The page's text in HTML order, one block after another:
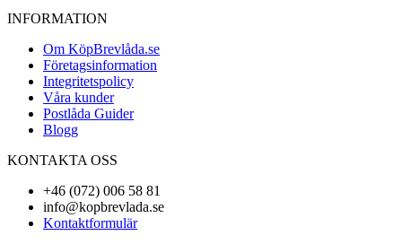
INFORMATION
Om KöpBrevlåda.se
Företagsinformation
Integritetspolicy
Våra kunder
Postlåda Guider
Blogg
KONTAKTA OSS
+46 (072) 006 58 81
info@kopbrevlada.se
Kontaktformulär